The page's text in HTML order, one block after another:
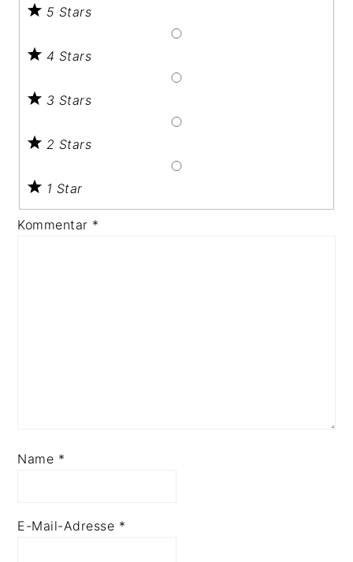
5 Stars
4 Stars
3 Stars
2 Stars
1 Star
Kommentar *
Name *
E-Mail-Adresse *